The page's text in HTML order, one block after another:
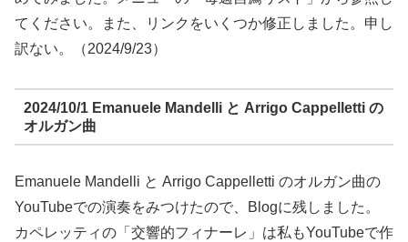
てください。また、リンクをいくつか修正しました。申し
訳ない。（2024/9/23）
2024/10/1 Emanuele Mandelli と Arrigo Cappelletti の
オルガン曲
Emanuele Mandelli と Arrigo Cappelletti のオルガン曲の
YouTubeでの演奏をみつけたので、Blogに残しました。
カペレッティの「交響的フィナーレ」は私もYouTubeで作